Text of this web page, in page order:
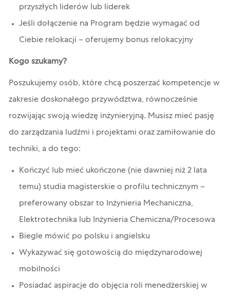
przyszłych liderów lub liderek
Jeśli dołączenie na Program będzie wymagać od
Ciebie relokacji – oferujemy bonus relokacyjny
Kogo szukamy?
Poszukujemy osób, które chcą poszerzać kompetencje w
zakresie doskonałego przywództwa, równocześnie
rozwijając swoją wiedzę inżynieryjną. Musisz mieć pasję
do zarządzania ludźmi i projektami oraz zamiłowanie do
techniki, a do tego:
Kończyć lub mieć ukończone (nie dawniej niż 2 lata
temu) studia magisterskie o profilu technicznym –
preferowany obszar to Inżynieria Mechaniczna,
Elektrotechnika lub Inżynieria Chemiczna/Procesowa
Biegle mówić po polsku i angielsku
Wykazywać się gotowością do międzynarodowej
mobilności
Posiadać aspiracje do objęcia roli menedżerskiej w